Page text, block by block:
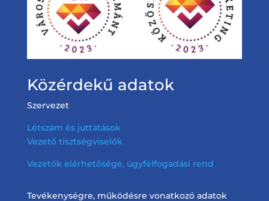
Közérdekű adatok
Szervezet
Létszám és juttatások
Vezető tisztségviselők
Vezetők elérhetősége, ügyfélfogadási rend
Tevékenységre, működésre vonatkozó adatok